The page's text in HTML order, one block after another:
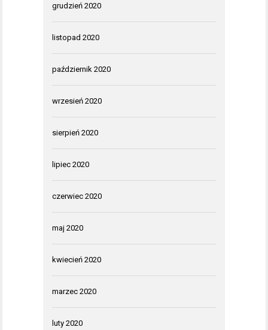
grudzień 2020
listopad 2020
październik 2020
wrzesień 2020
sierpień 2020
lipiec 2020
czerwiec 2020
maj 2020
kwiecień 2020
marzec 2020
luty 2020